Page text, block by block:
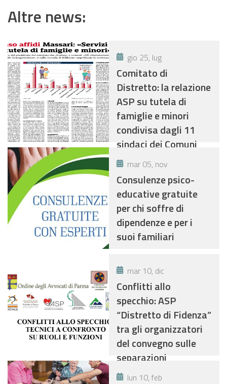
Altre news:
gio 25, lug
Comitato di
Distretto: la relazione
ASP su tutela di
famiglie e minori
condivisa dagli 11
sindaci dei Comuni
mar 05, nov
Consulenze psico-
educative gratuite
per chi soffre di
dipendenze e per i
suoi familiari
mar 10, dic
Conflitti allo
specchio: ASP
“Distretto di Fidenza”
tra gli organizzatori
del convegno sulle
separazioni
conflittuali
lun 10, feb